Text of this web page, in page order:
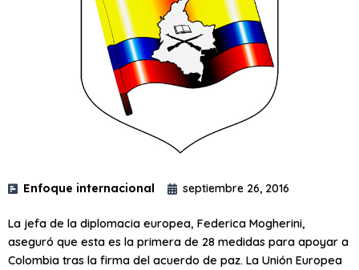
Enfoque internacional septiembre 26, 2016
La jefa de la diplomacia europea, Federica Mogherini,
aseguró que esta es la primera de 28 medidas para apoyar a
Colombia tras la firma del acuerdo de paz. La Unión Europea